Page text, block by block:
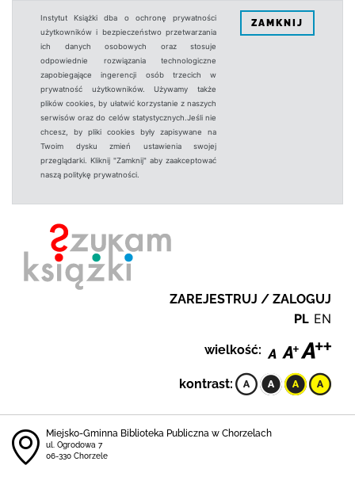
Instytut Książki dba o ochronę prywatności
użytkowników i bezpieczeństwo przetwarzania
ich danych osobowych oraz stosuje
odpowiednie rozwiązania technologiczne
zapobiegające ingerencji osób trzecich w
prywatność użytkowników. Używamy także
plików cookies, by ułatwić korzystanie z naszych
serwisów oraz do celów statystycznych.Jeśli nie
chcesz, by pliki cookies były zapisywane na
Twoim dysku zmień ustawienia swojej
przeglądarki. Kliknij "Zamknij" aby zaakceptować
naszą politykę prywatności.
ZAMKNIJ
ZAREJESTRUJ / ZALOGUJ
PL EN
wielkość:
kontrast:
Miejsko-Gminna Biblioteka Publiczna w Chorzelach
ul. Ogrodowa 7
06-330 Chorzele